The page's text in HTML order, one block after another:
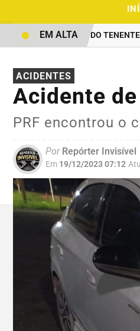
AO COMANDO DO TENENTE
EM ALTA
ACIDENTES
Acidente
PRF encontrou o
PorRepórter Invisível
Em 19/12/2023 07:12